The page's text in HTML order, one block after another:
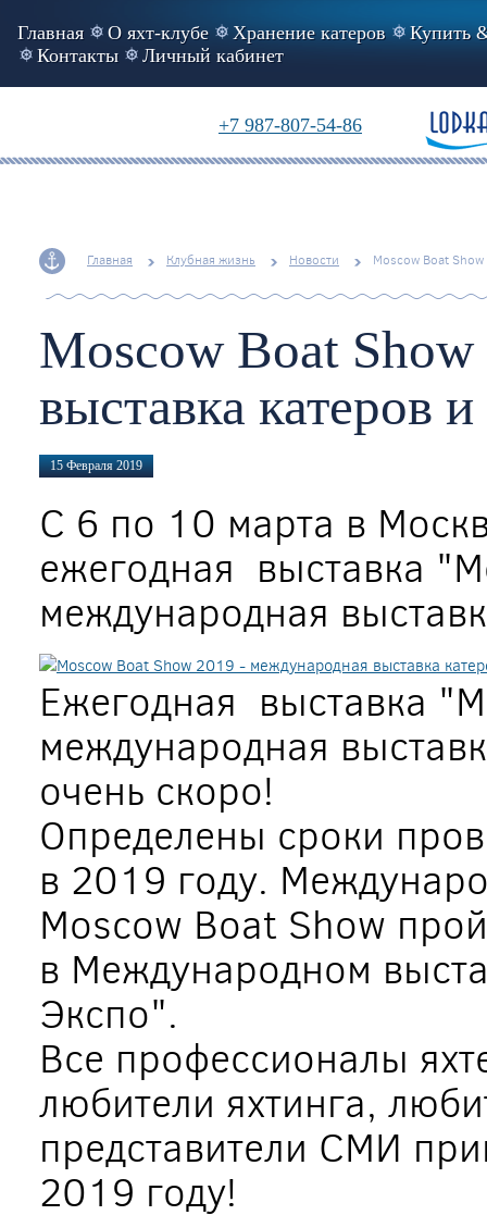
Главная О яхт-клубе Хранение катеров
Купить
Контакты
Личный кабинет
+7 987-807-54-86
Главная Клубная жизнь Новости Moscow Boat
Moscow Boat
выставка катеров
15 Февраля 2019
С 6 по 10 марта в
ежегодная выставка
международная
Ежегодная выставка
международная
очень скоро!
Определены сроки
в 2019 году.
Moscow Boat Show
в Международном
Экспо".
Все профессионалы
любители яхтинга,
представители СМИ
2019 году!